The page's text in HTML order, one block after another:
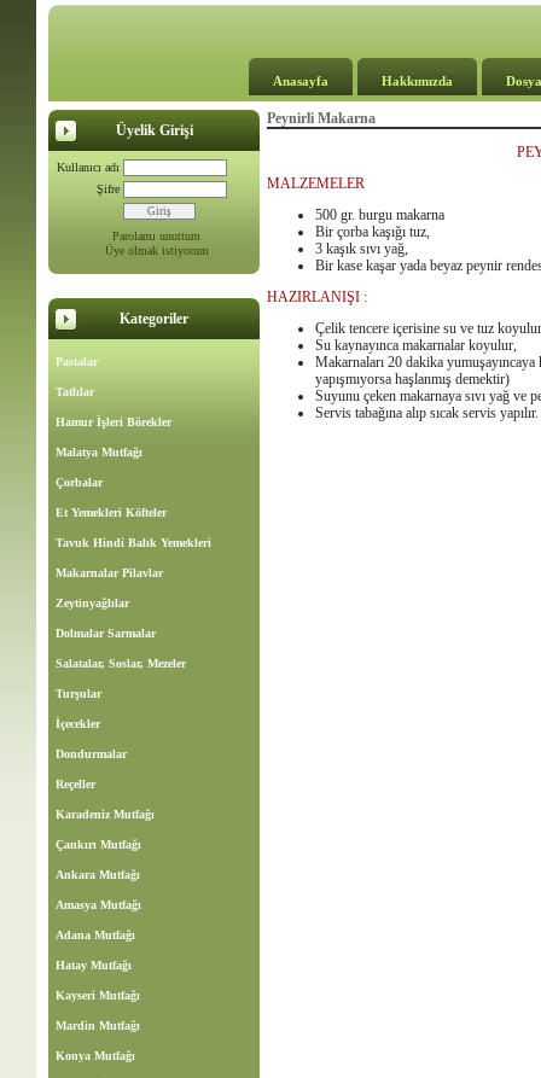
Anasayfa Hakkımızda
Üyelik Girişi
Kullanıcı adı
Şifre
Parolamı unuttum
Üye olmak istiyorum
Kategoriler
Pastalar
Tatlılar
Hamur İşleri Börekler
Malatya Mutfağı
Çorbalar
Et Yemekleri Köfteler
Tavuk Hindi Balık Yemekleri
Makarnalar Pilavlar
Zeytinyağlılar
Dolmalar Sarmalar
Salatalar, Soslar, Mezeler
Turşular
İçecekler
Dondurmalar
Reçeller
Karadeniz Mutfağı
Çankırı Mutfağı
Ankara Mutfağı
Amasya Mutfağı
Adana Mutfağı
Hatay Mutfağı
Kayseri Mutfağı
Mardin Mutfağı
Konya Mutfağı
Peynirli Makarna
MALZEMELER
500 gr. burgu makarna
Bir çorba kaşığı tuz,
3 kaşık sıvı yağ,
Bir kase kaşar yada beyaz peynir
HAZIRLANIŞI :
Çelik tencere içerisine su ve tuz
Su kaynayınca makarnalar koyulur,
Makarnaları 20 dakika yumuşayıncaya
yapışmıyorsa haşlanmış demektir)
Suyunu çeken makarnaya sıvı yağ ve
Servis tabağına alıp sıcak servis yapılır.